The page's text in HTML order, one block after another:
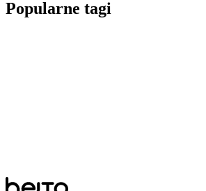
Popularne tagi